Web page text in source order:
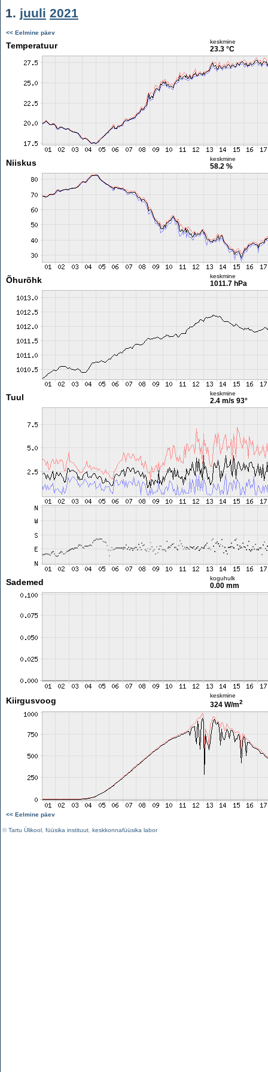
1. juuli 2021
<< Eelmine päev
Temperatuur keskmine
23.3 °C
Niiskus keskmine
58.2 %
Õhurõhk keskmine
1011.7 hPa
Tuul keskmine
2.4 m/s 93°
Sademed koguhulk
0.00 mm
Kiirgusvoog
keskmine
324 W/m2
<< Eelmine päev
©Tartu Ülikool füüsika instituut keskkonnafüüsika labor